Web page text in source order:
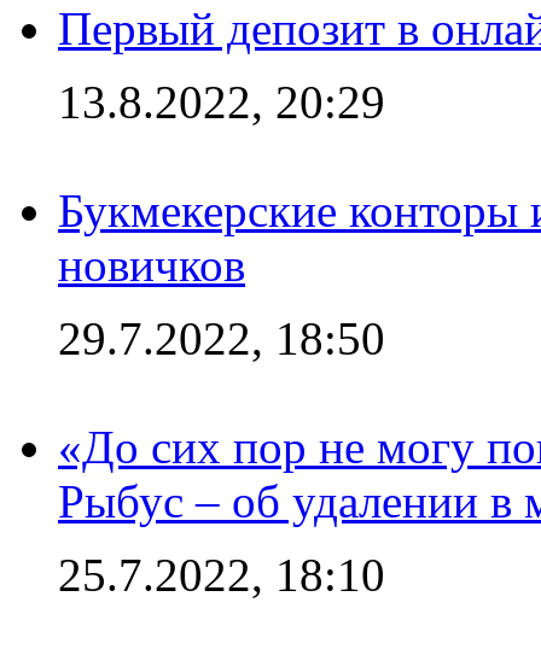
Первый депозит в
13.8.2022, 20:29
Букмекерские конторы
новичков
29.7.2022, 18:50
«До сих пор не могу
Рыбус – об удалении в
25.7.2022, 18:10